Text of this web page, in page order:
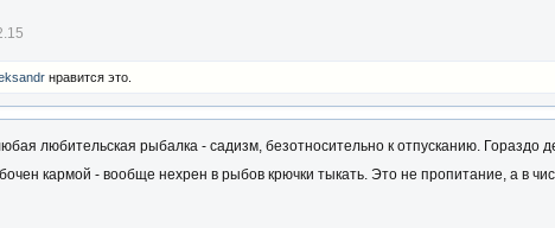
нравится это.
любительская рыбалка - садизм, безотносительно к отпусканию. Гораздо
кармой - вообще нехрен в рыбов крючки тыкать. Это не пропитание, а в